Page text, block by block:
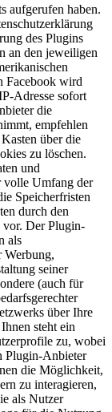
aufgerufen haben.
des Plugins
an den jeweiligen
Facebook wird
Adresse sofort
die
empfehlen
über die
zu löschen.
und
volle Umfang der
Speicherfristen
durch den
vor. Der Plugin-
als
Werbung,
seiner
(auch für
über Ihre
steht ein
zu, wobei
Plugin-Anbieter
die Möglichkeit,
zu interagieren,
als Nutzer